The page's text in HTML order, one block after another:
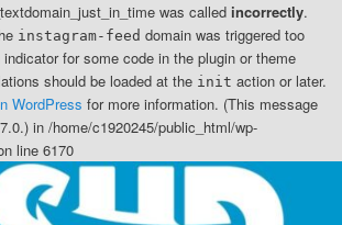
was called incorrectly.
instagram-feed domain was triggered too
for some code in the plugin or theme
should be loaded at the init action or later.
WordPress for more information. (This message
in /home/c1920245/public_html/wp-
line 6170
Escapulo Humeral